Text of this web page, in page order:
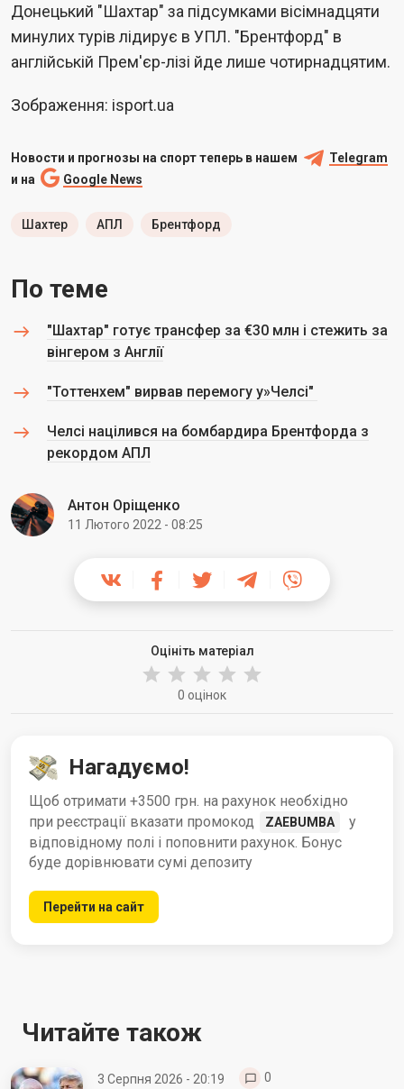
Донецький "Шахтар" за підсумками вісімнадцяти
минулих турів лідирує в УПЛ. "Брентфорд" в
англійській Прем'єр-лізі йде лише чотирнадцятим.
Зображення: isport.ua
Новости и прогнозы на спорт теперь в нашем
Telegram
и на
Google News
Шахтер АПЛ Брентфорд
По теме
"Шахтар" готує трансфер за €30 млн і стежить за
вінгером з Англії
"Тоттенхем" вирвав перемогу у»Челсі"
Челсі націлився на бомбардира Брентфорда з
рекордом АПЛ
Антон Оріщенко
11 Лютого 2022 - 08:25
Оцініть матеріал
0 оцінок
Нагадуємо!
Щоб отримати +3500 грн. на рахунок необхідно
при реєстрації вказати промокод
ZAEBUMBA
у
відповідному полі і поповнити рахунок. Бонус
буде дорівнювати сумі депозиту
Перейти на сайт
Читайте також
3 Серпня 2026 - 20:19 0